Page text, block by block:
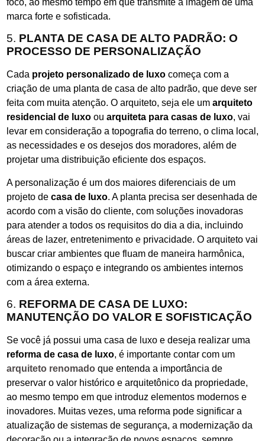
foco, ao mesmo tempo em que transmite a imagem de uma
marca forte e sofisticada.
5. PLANTA DE CASA DE ALTO PADRÃO: O
PROCESSO DE PERSONALIZAÇÃO
Cada projeto personalizado de luxo começa com a
criação de uma planta de casa de alto padrão, que deve ser
feita com muita atenção. O arquiteto, seja ele um arquiteto
residencial de luxo ou arquiteta para casas de luxo, vai
levar em consideração a topografia do terreno, o clima local,
as necessidades e os desejos dos moradores, além de
projetar uma distribuição eficiente dos espaços.
A personalização é um dos maiores diferenciais de um
projeto de casa de luxo. A planta precisa ser desenhada de
acordo com a visão do cliente, com soluções inovadoras
para atender a todos os requisitos do dia a dia, incluindo
áreas de lazer, entretenimento e privacidade. O arquiteto vai
buscar criar ambientes que fluam de maneira harmônica,
otimizando o espaço e integrando os ambientes internos
com a área externa.
6. REFORMA DE CASA DE LUXO:
MANUTENÇÃO DO VALOR E SOFISTICAÇÃO
Se você já possui uma casa de luxo e deseja realizar uma
reforma de casa de luxo, é importante contar com um
arquiteto renomado que entenda a importância de
preservar o valor histórico e arquitetônico da propriedade,
ao mesmo tempo em que introduz elementos modernos e
inovadores. Muitas vezes, uma reforma pode significar a
atualização de sistemas de segurança, a modernização da